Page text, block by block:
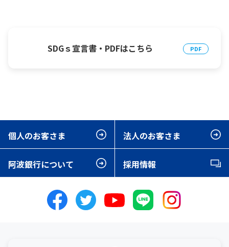
SDGｓ宣言書・PDFはこちら
個人のお客さま 法人のお客さま
阿波銀行について 採用情報